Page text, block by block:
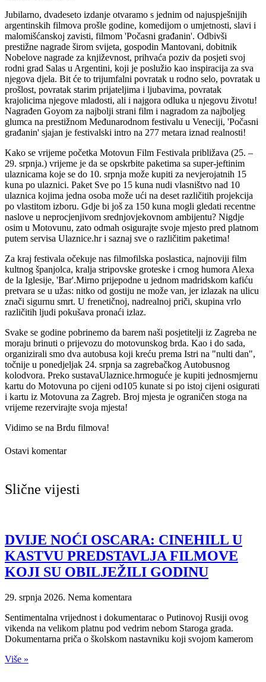
Jubilarno, dvadeseto izdanje otvaramo s jednim od najuspješnijih
argentinskih filmova prošle godine, komedijom o umjetnosti, slavi i
malomišćanskoj zavisti, filmom 'Počasni građanin'. Odbivši
prestižne nagrade širom svijeta, gospodin Mantovani, dobitnik
Nobelove nagrade za književnost, prihvaća poziv da posjeti svoj
rodni grad Salas u Argentini, koji je poslužio kao inspiracija za sva
njegova djela. Bit će to trijumfalni povratak u rodno selo, povratak u
prošlost, povratak starim prijateljima i ljubavima, povratak
krajolicima njegove mladosti, ali i najgora odluka u njegovu životu!
Nagrađen Goyom za najbolji strani film i nagradom za najboljeg
glumca na prestižnom Međunarodnom festivalu u Veneciji, 'Počasni
građanin' sjajan je festivalski intro na 277 metara iznad realnosti!
Kako se vrijeme početka Motovun Film Festivala približava (25. –
29. srpnja.) vrijeme je da se opskrbite paketima sa super-jeftinim
ulaznicama koje se do 10. srpnja može kupiti za nevjerojatnih 15
kuna po ulaznici. Paket Sve po 15 kuna nudi vlasništvo nad 10
ulaznica kojima jedna osoba može ući na deset različitih projekcija
po vlastitom izboru. Gdje bi još za 150 kuna mogli gledati recentne
naslove u neprocjenjivom srednjovjekovnom ambijentu? Nigdje
osim u Motovunu, zato odmah osigurajte svoje mjesto pred platnom
putem servisa Ulaznice.hr i saznaj sve o različitim paketima!
Za kraj festivala očekuje nas filmofilska poslastica, najnoviji film
kultnog španjolca, kralja stripovske groteske i crnog humora Alexa
de la Iglesije, 'Bar'.Mirno prijepodne u jednom madridskom kafiću
pretvara se u užas: nitko od gostiju ne može van, jer izlazak na ulicu
znači sigurnu smrt. U frenetičnoj, nadrealnoj priči, skupina vrlo
različitih ljudi pokušava pronaći izlaz.
Svake se godine pobrinemo da barem naši posjetitelji iz Zagreba ne
moraju brinuti o prijevozu do motovunskog brda. Kao i do sada,
organizirali smo dva autobusa koji kreću prema Istri na "nulti dan",
točnije u ponedjeljak 24. srpnja sa zagrebačkog Autobusnog
kolodvora. Preko sustavaUlaznice.hrmoguće je kupiti jednosmjernu
kartu do Motovuna po cijeni od105 kunate si po istoj cijeni osigurati
i kartu iz Motovuna za Zagreb. Broj mjesta je ograničen stoga na
vrijeme rezervirajte svoja mjesta!
Vidimo se na Brdu filmova!
Ostavi komentar
Slične vijesti
DVIJE NOĆI OSCARA: CINEHILL U
KASTVU PREDSTAVLJA FILMOVE
KOJI SU OBILJEŽILI GODINU
29. srpnja 2026. Nema komentara
Sentimentalna vrijednost i dokumentarac o Putinovoj Rusiji ovog
vikenda na velikom platnu pod vedrim nebom Staroga grada.
Dokumentarna priča o školskom nastavniku koji svojom kamerom
Više »